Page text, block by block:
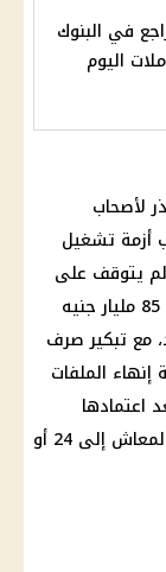
في البنوك
اليوم
لأصحاب
أزمة تشغيل
لم يتوقف على
مستوى الجمهورية. وأعلنت الهيئة صرف نحو 85 مليار جنيه
مليون مستفيد، مع تبكير صرف
الملفات
اعتمادها
إلى 24 أو